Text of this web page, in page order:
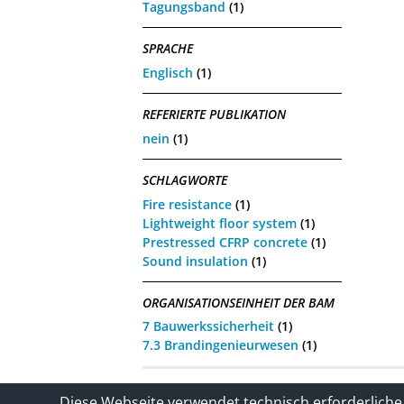
Tagungsband (1)
SPRACHE
Englisch (1)
REFERIERTE PUBLIKATION
nein (1)
SCHLAGWORTE
Fire resistance (1)
Lightweight floor system (1)
Prestressed CFRP concrete (1)
Sound insulation (1)
ORGANISATIONSEINHEIT DER BAM
7 Bauwerkssicherheit (1)
7.3 Brandingenieurwesen (1)